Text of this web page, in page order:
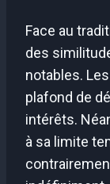
Face au
des
notables.
plafond de
intérêts.
à sa limite